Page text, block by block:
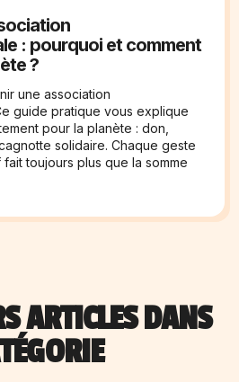
: pourquoi et comment
?
une association
guide pratique vous explique
pour la planète : don,
solidaire. Chaque geste
toujours plus que la somme
ARTICLES DANS